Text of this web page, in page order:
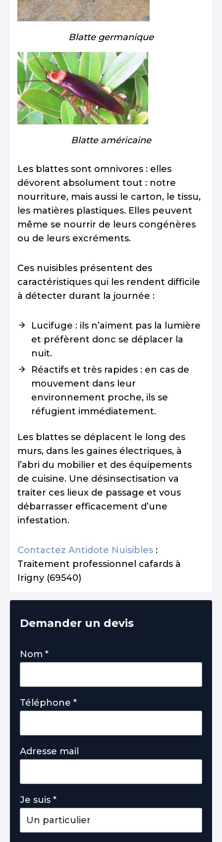
Blatte germanique
Blatte américaine
Les blattes sont omnivores : elles
dévorent absolument tout : notre
nourriture, mais aussi le carton, le tissu,
les matières plastiques. Elles peuvent
même se nourrir de leurs congénères
ou de leurs excréments.
Ces nuisibles présentent des
caractéristiques qui les rendent difficile
à détecter durant la journée :
Lucifuge : ils n’aiment pas la lumière
et préfèrent donc se déplacer la
nuit.
Réactifs et très rapides : en cas de
mouvement dans leur
environnement proche, ils se
réfugient immédiatement.
Les blattes se déplacent le long des
murs, dans les gaines électriques, à
l’abri du mobilier et des équipements
de cuisine. Une désinsectisation va
traiter ces lieux de passage et vous
débarrasser efficacement d’une
infestation.
Contactez Antidote Nuisibles :
Traitement professionnel cafards à
Irigny (69540)
Demander un devis
Nom *
Téléphone *
Adresse mail
Je suis *